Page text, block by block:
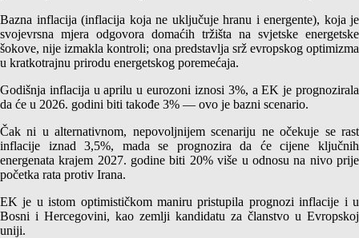
Bazna inflacija (inflacija koja ne uključuje hranu i energente), koja je
svojevrsna mjera odgovora domaćih tržišta na svjetske energetske
šokove, nije izmakla kontroli; ona predstavlja srž evropskog optimizma
u kratkotrajnu prirodu energetskog poremećaja.
Godišnja inflacija u aprilu u eurozoni iznosi 3%, a EK je prognozirala
da će u 2026. godini biti takođe 3% — ovo je bazni scenario.
Čak ni u alternativnom, nepovoljnijem scenariju ne očekuje se rast
inflacije iznad 3,5%, mada se prognozira da će cijene ključnih
energenata krajem 2027. godine biti 20% više u odnosu na nivo prije
početka rata protiv Irana.
EK je u istom optimističkom maniru pristupila prognozi inflacije i u
Bosni i Hercegovini, kao zemlji kandidatu za članstvo u Evropskoj
uniji.